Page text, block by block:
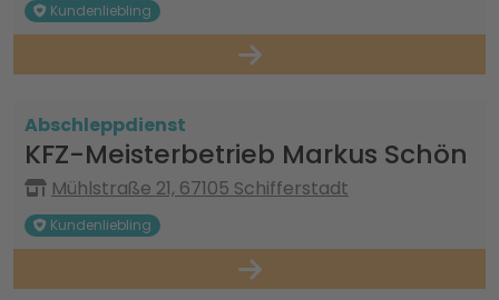
Kundenliebling
Abschleppdienst
KFZ-Meisterbetrieb Markus Schön
Mühlstraße 21, 67105 Schifferstadt
Kundenliebling